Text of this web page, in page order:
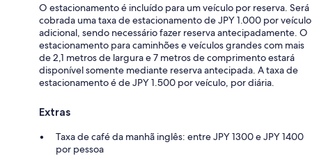
O estacionamento é incluído para um veículo por reserva. Será
cobrada uma taxa de estacionamento de JPY 1.000 por veículo
adicional, sendo necessário fazer reserva antecipadamente. O
estacionamento para caminhões e veículos grandes com mais
de 2,1 metros de largura e 7 metros de comprimento estará
disponível somente mediante reserva antecipada. A taxa de
estacionamento é de JPY 1.500 por veículo, por diária.
Extras
Taxa de café da manhã inglês: entre JPY 1300 e JPY 1400
por pessoa